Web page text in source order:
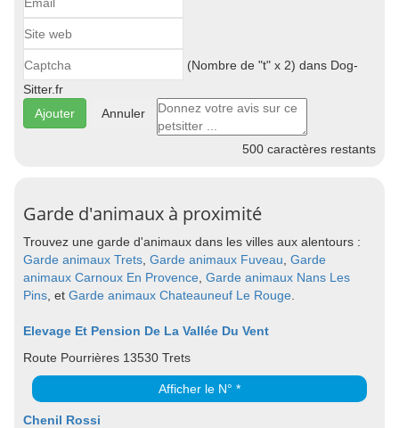
(Nombre de "t" x 2) dans Dog-
Sitter.fr
Annuler
500 caractères restants
Garde d'animaux à proximité
Trouvez une garde d'animaux dans les villes aux alentours :
Garde animaux Trets Garde animaux Fuveau Garde
animaux Carnoux En Provence Garde animaux Nans Les
Pins , et Garde animaux Chateauneuf Le Rouge
Elevage Et Pension De La Vallée Du Vent
Route Pourrières 13530 Trets
Afficher le N° *
Chenil Rossi